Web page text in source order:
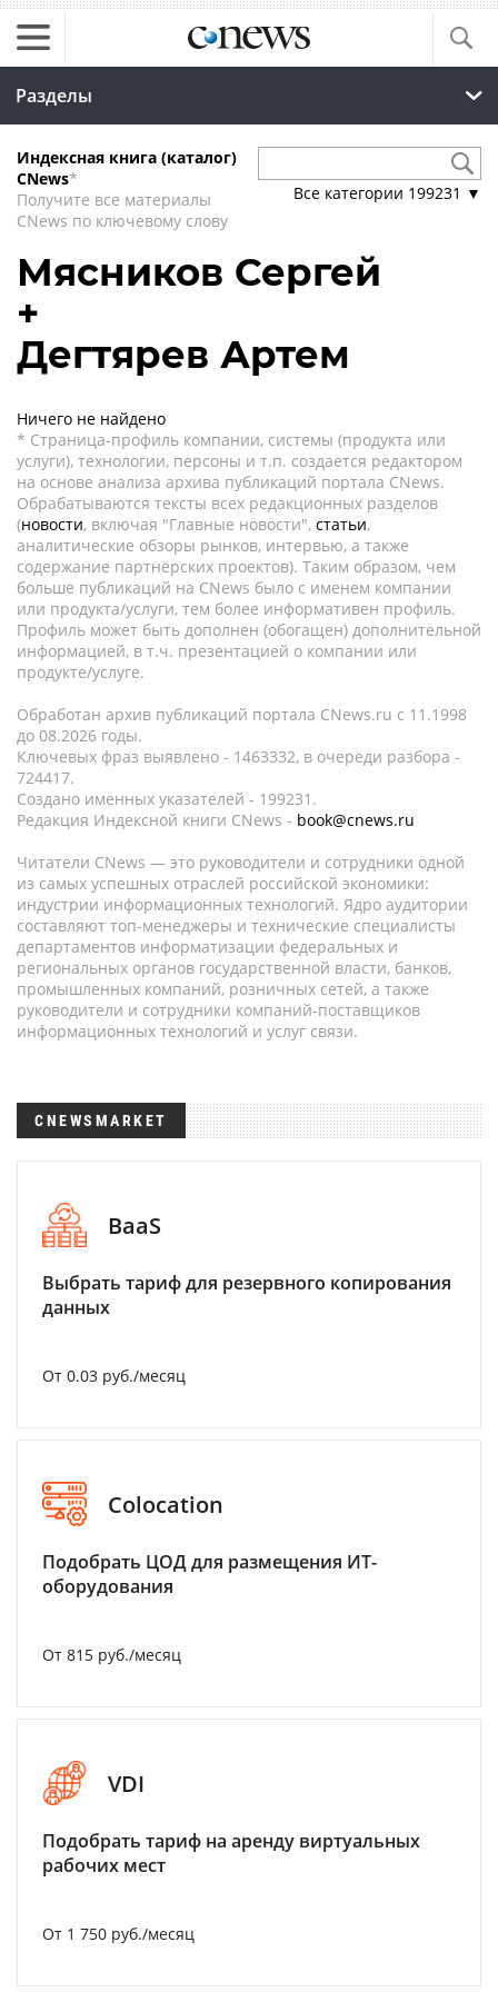
Разделы
Индексная книга (каталог)
CNews*
Получите все материалы
CNews по ключевому слову
Все категории 199231 ▼
Мясников Сергей
+
Дегтярев Артем
Ничего не найдено
* Страница-профиль компании, системы (продукта или
услуги), технологии, персоны и т.п. создается редактором
на основе анализа архива публикаций портала CNews.
Обрабатываются тексты всех редакционных разделов
(новости, включая "Главные новости", статьи,
аналитические обзоры рынков, интервью, а также
содержание партнёрских проектов). Таким образом, чем
больше публикаций на CNews было с именем компании
или продукта/услуги, тем более информативен профиль.
Профиль может быть дополнен (обогащен) дополнительной
информацией, в т.ч. презентацией о компании или
продукте/услуге.
Обработан архив публикаций портала CNews.ru c 11.1998
до 08.2026 годы.
Ключевых фраз выявлено - 1463332, в очереди разбора -
724417.
Создано именных указателей - 199231.
Редакция Индексной книги CNews - book@cnews.ru
Читатели CNews — это руководители и сотрудники одной
из самых успешных отраслей российской экономики:
индустрии информационных технологий. Ядро аудитории
составляют топ-менеджеры и технические специалисты
департаментов информатизации федеральных и
региональных органов государственной власти, банков,
промышленных компаний, розничных сетей, а также
руководители и сотрудники компаний-поставщиков
информационных технологий и услуг связи.
CNEWSMARKET
BaaS
Выбрать тариф для резервного копирования
данных
От 0.03 руб./месяц
Colocation
Подобрать ЦОД для размещения ИТ-
оборудования
От 815 руб./месяц
VDI
Подобрать тариф на аренду виртуальных
рабочих мест
От 1 750 руб./месяц